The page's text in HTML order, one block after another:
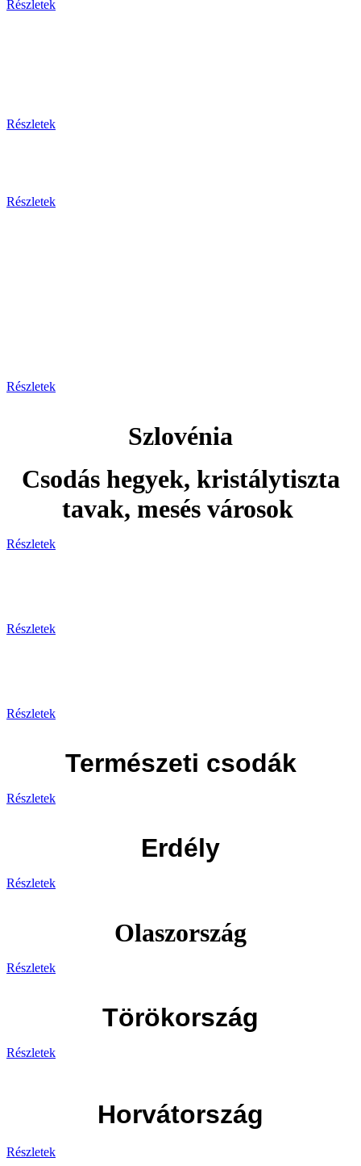
Részletek
Részletek
Részletek
Részletek
Szlovénia
Csodás hegyek, kristálytiszta
tavak, mesés városok
Részletek
Részletek
Részletek
Természeti csodák
Részletek
Erdély
Részletek
Olaszország
Részletek
Törökország
Részletek
Horvátország
Részletek